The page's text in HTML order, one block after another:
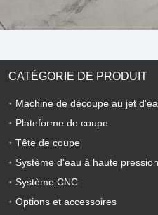
CATÉGORIE DE PRODUIT
Plateforme de coupe
Tête de coupe
Système d'eau à haute pression
Système CNC
Options et accessoires